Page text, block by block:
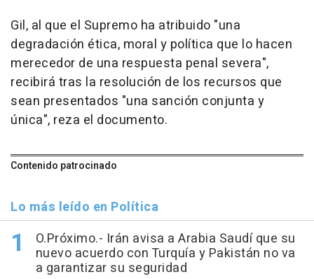
Gil, al que el Supremo ha atribuido "una
degradación ética, moral y política que lo hacen
merecedor de una respuesta penal severa",
recibirá tras la resolución de los recursos que
sean presentados "una sanción conjunta y
única", reza el documento.
Contenido patrocinado
Lo más leído en Política
O.Próximo.- Irán avisa a Arabia Saudí que su
nuevo acuerdo con Turquía y Pakistán no va
a garantizar su seguridad